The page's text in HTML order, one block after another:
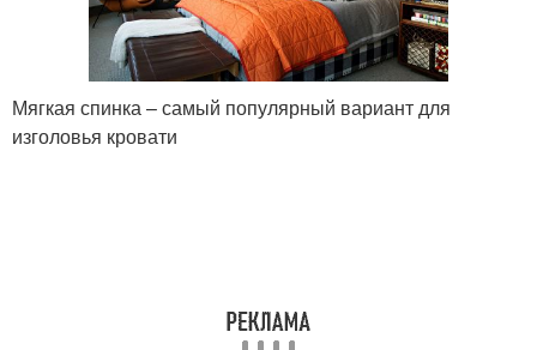
Мягкая спинка – самый популярный вариант для
изголовья кровати